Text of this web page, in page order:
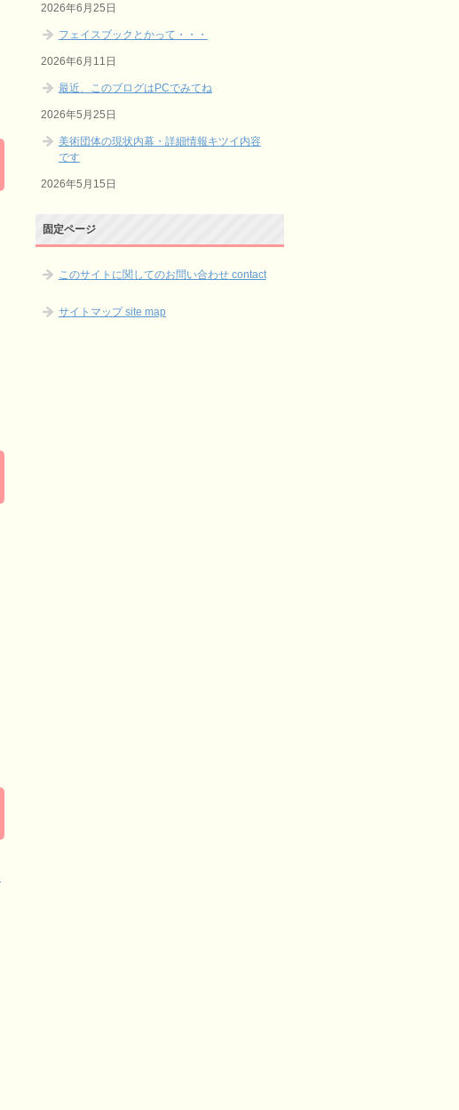
2026年6月25日
フェイスブックとかって・・・
2026年6月11日
最近、このブログはPCでみてね
2026年5月25日
美術団体の現状内幕・詳細情報キツイ内容
です
2026年5月15日
固定ページ
このサイトに関してのお問い合わせ contact
サイトマップ site map